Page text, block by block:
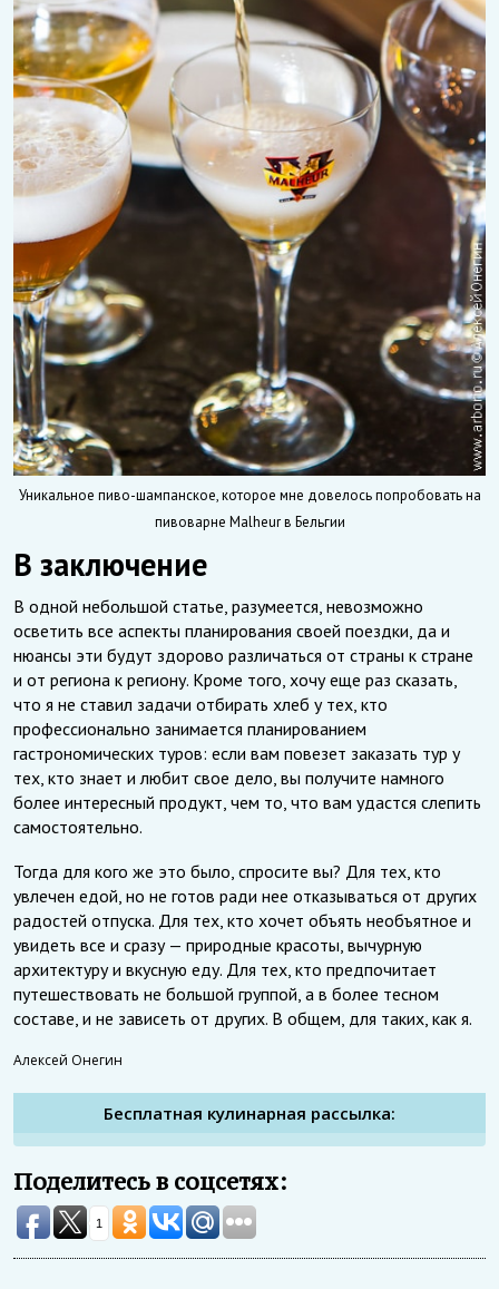
Уникальное пиво-шампанское, которое мне довелось попробовать на
пивоварне Malheur в Бельгии
В заключение
В одной небольшой статье, разумеется, невозможно
осветить все аспекты планирования своей поездки, да и
нюансы эти будут здорово различаться от страны к стране
и от региона к региону. Кроме того, хочу еще раз сказать,
что я не ставил задачи отбирать хлеб у тех, кто
профессионально занимается планированием
гастрономических туров: если вам повезет заказать тур у
тех, кто знает и любит свое дело, вы получите намного
более интересный продукт, чем то, что вам удастся слепить
самостоятельно.
Тогда для кого же это было, спросите вы? Для тех, кто
увлечен едой, но не готов ради нее отказываться от других
радостей отпуска. Для тех, кто хочет объять необъятное и
увидеть все и сразу — природные красоты, вычурную
архитектуру и вкусную еду. Для тех, кто предпочитает
путешествовать не большой группой, а в более тесном
составе, и не зависеть от других. В общем, для таких, как я.
Алексей Онегин
Бесплатная кулинарная рассылка:
Поделитесь в соцсетях:
1